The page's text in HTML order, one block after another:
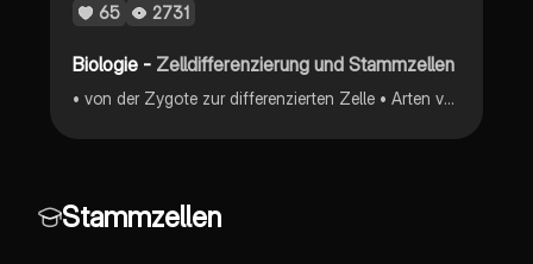
65 2731
Biologie - Zelldifferenzierung und Stammzellen
• von der Zygote zur differenzierten Zelle • Arten von Stammzellen • Vorkommen von Stammzellen • Entwicklungsfähigkeit • embryonale Stammzellen
Stammzellen